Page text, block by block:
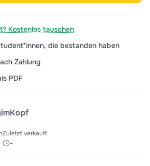
Kostenlos tauschen
die bestanden haben
Zahlung
PDF
Zuletzt verkauft
-